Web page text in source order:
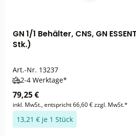
GN 1/1 Behälter, CNS, GN
Stk.)
Art.-Nr. 13237
2-4 Werktage*
79,25 €
inkl. MwSt., entspricht 66,60 € zzgl. MwSt.*
13,21 € je 1 Stück